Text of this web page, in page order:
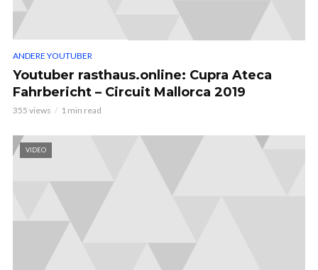
ANDERE YOUTUBER
Youtuber rasthaus.online: Cupra Ateca
Fahrbericht – Circuit Mallorca 2019
355 views 1 min read
VIDEO